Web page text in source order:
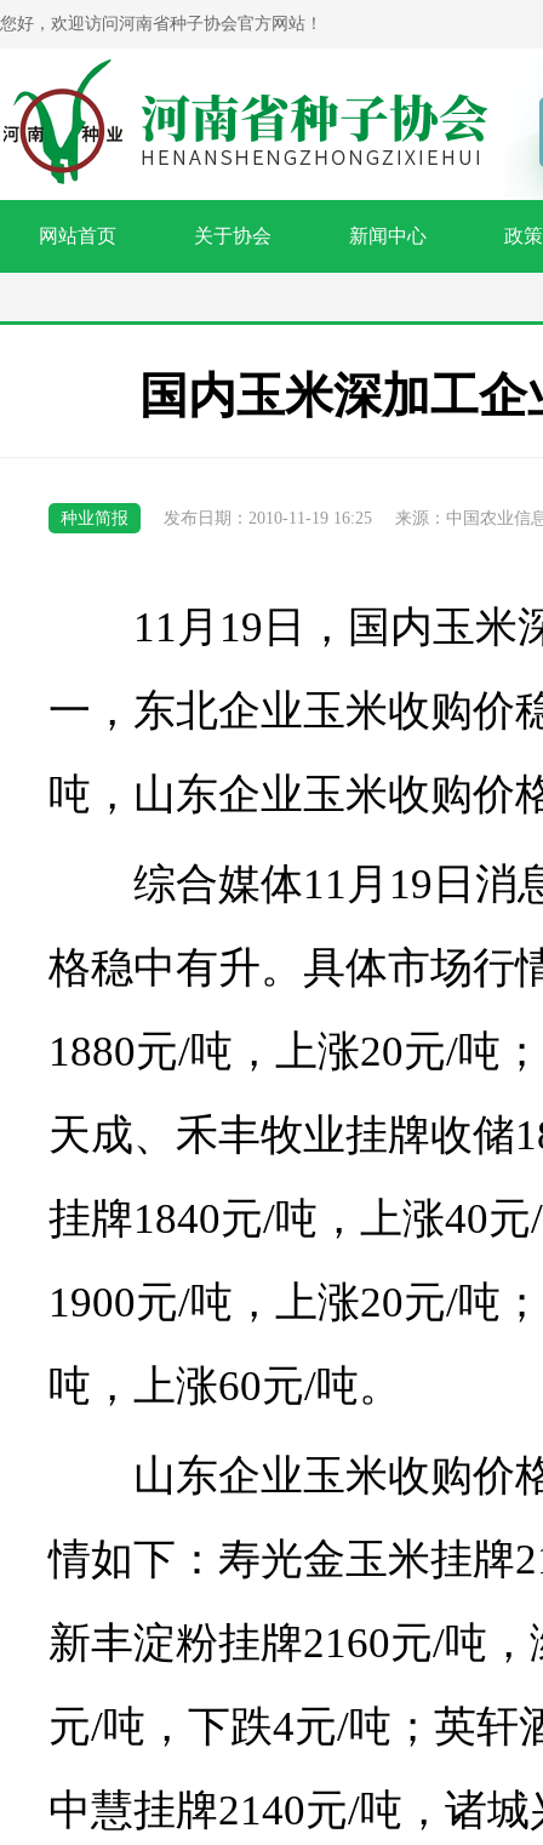
您好，欢迎访问河南省种子协会官方网站！
网站首页 关于协会 新闻中心 政
国内玉米深加工
种业简报 发布日期：2010-11-19 16:25 来源：中国农业信
11月19日，国内玉米
一，东北企业玉米收购价
吨，山东企业玉米收购价
综合媒体11月19日消
格稳中有升。具体市场行
1880元/吨，上涨20元/吨
天成、禾丰牧业挂牌收储
挂牌1840元/吨，上涨40
1900元/吨，上涨20元/吨
吨，上涨60元/吨。
山东企业玉米收购价
情如下：寿光金玉米挂牌
新丰淀粉挂牌2160元/吨
元/吨，下跌4元/吨；英轩
中慧挂牌2140元/吨，诸